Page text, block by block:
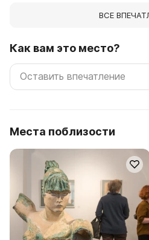
ВСЕ
Как вам это место?
Места поблизости